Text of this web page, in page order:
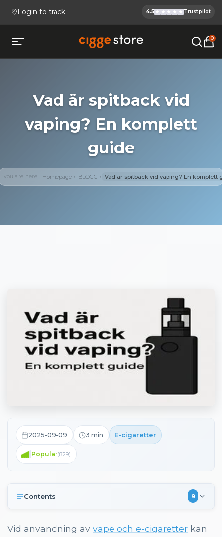
Login to track
Cigge.se Is
4.5 Trustpilot
Open mobile menu
Köp E-cigg, E-juice, Snus &
0
Vad är spitback vid
vaping? En komplett
guide
you are here Homepage BLOGG Vad är spitback vid vaping? En komplett
2025-09-09 3 min E-cigaretter
Popular(829)
Contents 9
Varför uppstår spitback?
Vid användning av vape och e-cigaretter kan